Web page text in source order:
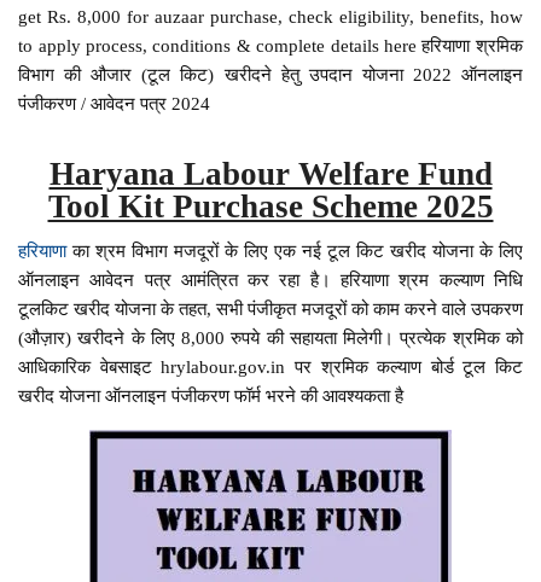
get Rs. 8,000 for auzaar purchase, check eligibility, benefits, how
to apply process, conditions & complete details here हरियाणा श्रमिक
विभाग की औजार (टूल किट) खरीदने हेतु उपदान योजना 2022 ऑनलाइन
पंजीकरण / आवेदन पत्र 2024
Haryana Labour Welfare Fund
Tool Kit Purchase Scheme 2025
हरियाणाका श्रम विभाग मजदूरों के लिए एक नई टूल किट खरीद योजना के लिए
ऑनलाइन आवेदन पत्र आमंत्रित कर रहा है। हरियाणा श्रम कल्याण निधि
टूलकिट खरीद योजना के तहत, सभी पंजीकृत मजदूरों को काम करने वाले उपकरण
(औज़ार) खरीदने के लिए 8,000 रुपये की सहायता मिलेगी। प्रत्येक श्रमिक को
आधिकारिक वेबसाइट hrylabour.gov.in पर श्रमिक कल्याण बोर्ड टूल किट
खरीद योजना ऑनलाइन पंजीकरण फॉर्म भरने की आवश्यकता है